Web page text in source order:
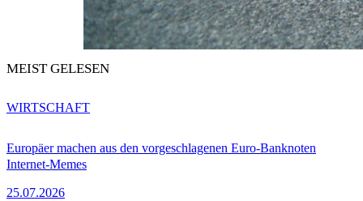
MEIST GELESEN
Europäer machen aus den vorgeschlagenen Euro-Banknoten
Internet-Memes
25.07.2026
WIRTSCHAFT